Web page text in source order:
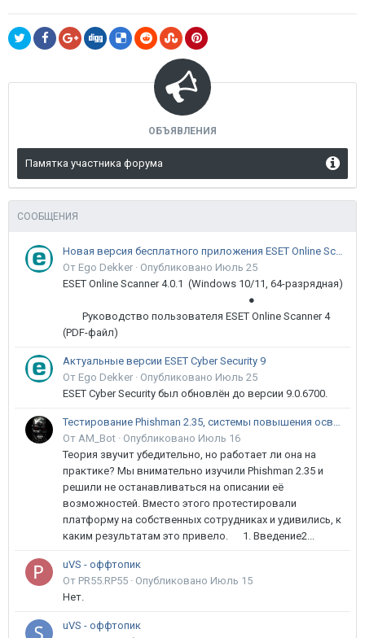
ОБЪЯВЛЕНИЯ
Памятка участника форума
СООБЩЕНИЯ
Новая версия бесплатного приложения ESET Online Scanner доступна пользователям
От Ego Dekker · Опубликовано Июль 25
ESET Online Scanner 4.0.1 (Windows 10/11, 64-разрядная)
●
Руководство пользователя ESET Online Scanner 4
(PDF-файл)
Актуальные версии ESET Cyber Security 9
От Ego Dekker · Опубликовано Июль 25
ESET Cyber Security был обновлён до версии 9.0.6700.
Тестирование Phishman 2.35, системы повышения осведомлённости пользователей в сфере ИБ
От AM_Bot · Опубликовано Июль 16
Теория звучит убедительно, но работает ли она на
практике? Мы внимательно изучили Phishman 2.35 и
решили не останавливаться на описании её
возможностей. Вместо этого протестировали
платформу на собственных сотрудниках и удивились, к
каким результатам это привело. 1. Введение2...
uVS - оффтопик
От PR55.RP55 · Опубликовано Июль 15
Нет.
uVS - оффтопик